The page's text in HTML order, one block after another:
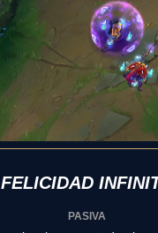
FELICIDAD
PASIVA